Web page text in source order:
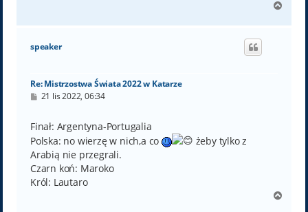
g
speaker
Re: Mistrzostwa Świata 2022 w Katarze
P
t
21 lis 2022, 06:34
Finał: Argentyna-Portugalia
Polska: no wierzę w nich,a co
żeby tylko z
Arabią nie przegrali.
Czarn koń: Maroko
Król: Lautaro